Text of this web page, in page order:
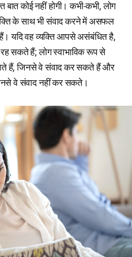
बात कोई नहीं होगी। कभी-कभी, लोग
के साथ भी संवाद करने में असफल
यदि वह व्यक्ति आपसे असंबंधित है,
सकते हैं; लोग स्वाभाविक रूप से
हैं, जिनसे वे संवाद कर सकते हैं और
वे संवाद नहीं कर सकते।